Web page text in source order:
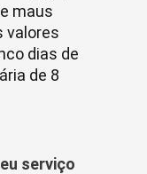
maus
valores
dias de
de 8
serviço